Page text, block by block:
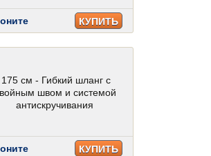
КУПИТЬ
175 см - Гибкий шланг с
швом и системой
антискручивания
КУПИТЬ